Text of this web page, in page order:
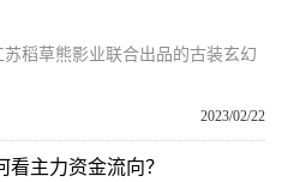
稻草熊影业联合出品的古装玄幻
2023/02/22
主力资金流向？